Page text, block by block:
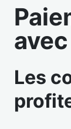
avec
Les